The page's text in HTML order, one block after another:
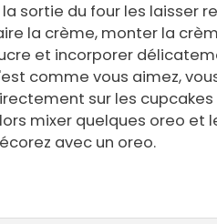
la sortie du four les laisser
la crème, monter la
et incorporer
comme vous aimez,
sur les
mixer quelques oreo et
avec un oreo.